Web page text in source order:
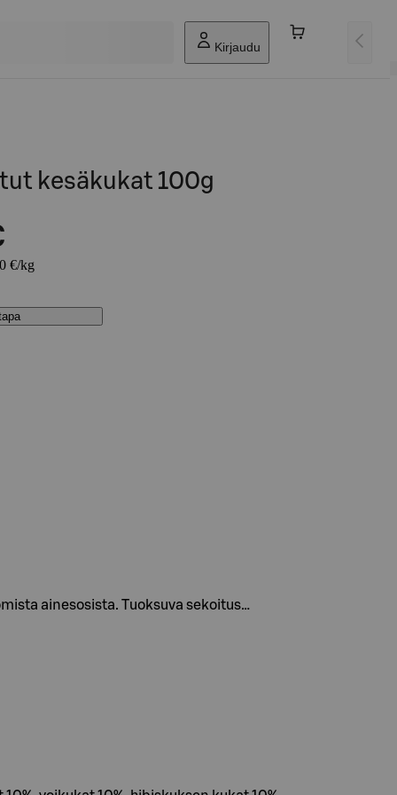
Kirjaudu
kesäkukat 100g
€/kg
ainesosista. Tuoksuva sekoitus…